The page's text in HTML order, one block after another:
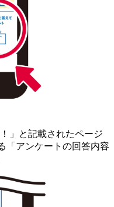
」と記載されたページ
「アンケートの回答内容